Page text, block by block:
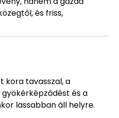
és friss,
kora tavasszal, a
és a
lassabban áll helyre.